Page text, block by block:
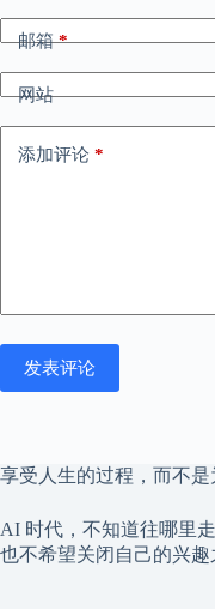
邮箱*
网站
添加评论 *
发表评论
享受人生的过程，而不
AI 时代，不知道往哪里走
也不希望关闭自己的兴趣